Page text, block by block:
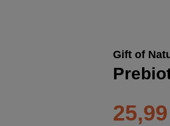
Gift of
25,99